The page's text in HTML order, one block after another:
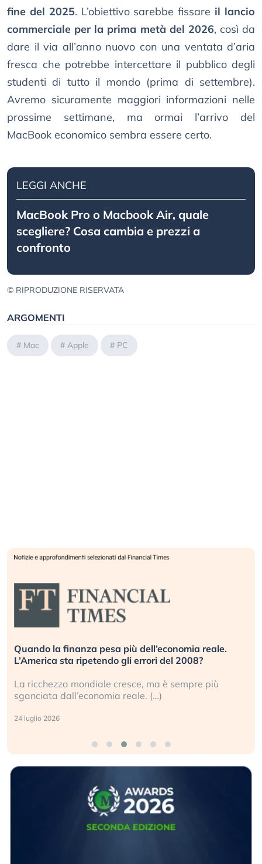
fine del 2025. L’obiettivo sarebbe fissare il lancio
commerciale per la prima metà del 2026, così da
dare il via all’anno nuovo con una ventata d’aria
fresca che potrebbe intercettare il pubblico degli
studenti di tutto il mondo (prima di settembre).
Avremo sicuramente maggiori informazioni nelle
prossime settimane, ma ormai l’arrivo del
MacBook economico sembra essere certo.
LEGGI ANCHE
MacBook Pro o Macbook Air, quale
scegliere? Cosa cambia e prezzi a
confronto
© RIPRODUZIONE RISERVATA
ARGOMENTI
# Mac # Apple # PC
pesa più dell’economia reale.
gli errori del 2008?
cresce, ma è sempre più
reale. (…)
Russia e Cina
investitori stanno
Gli investitori tech